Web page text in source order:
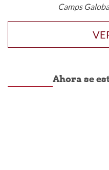
Camps
Ahora se